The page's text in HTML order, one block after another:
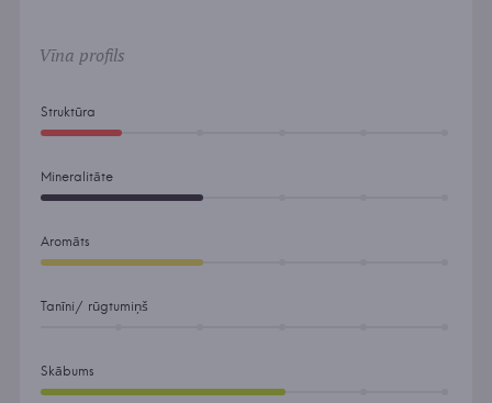
Vīna profils
Struktūra
Mineralitāte
Aromāts
Tanīni/ rūgtumiņš
Skābums